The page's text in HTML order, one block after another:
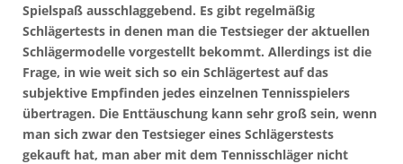
Spielspaß ausschlaggebend. Es gibt regelmäßig
Schlägertests in denen man die Testsieger der aktuellen
Schlägermodelle vorgestellt bekommt. Allerdings ist die
Frage, in wie weit sich so ein Schlägertest auf das
subjektive Empfinden jedes einzelnen Tennisspielers
übertragen. Die Enttäuschung kann sehr groß sein, wenn
man sich zwar den Testsieger eines Schlägerstests
gekauft hat, man aber mit dem Tennisschläger nicht